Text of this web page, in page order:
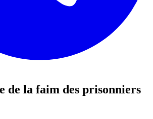
de la faim des prisonniers